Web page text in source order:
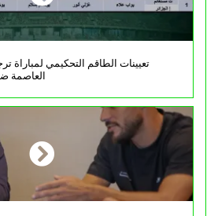
تعيينات الطاقم التحكيمي لمباراة
العاصمة